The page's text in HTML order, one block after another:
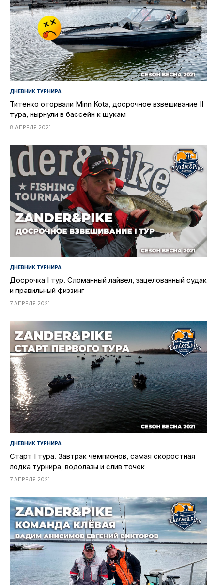
ДНЕВНИК ТУРНИРА
Титенко оторвали Minn Kota, досрочное взвешивание II
тура, нырнули в бассейн к щукам
8 АПРЕЛЯ 2021
ДНЕВНИК ТУРНИРА
Досрочка I тур. Сломанный лайвел, зацелованный судак
и правильный физзинг
7 АПРЕЛЯ 2021
ДНЕВНИК ТУРНИРА
Старт I тура. Завтрак чемпионов, самая скоростная
лодка турнира, водолазы и слив точек
7 АПРЕЛЯ 2021